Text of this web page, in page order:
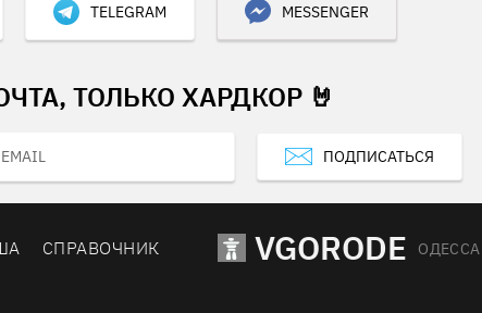
TELEGRAM MESSENGER
ТОЛЬКО ХАРДКОР 🤘
ПОДПИСАТЬСЯ
СПРАВОЧНИК VGORODE ОДЕССА